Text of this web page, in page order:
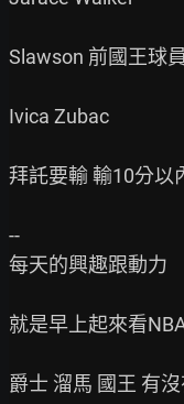
Slawson 前國王球員
Ivica Zubac
拜託要輸 輸10分以
--
每天的興趣跟動力
就是早上起來看
爵士 溜馬 國王 有